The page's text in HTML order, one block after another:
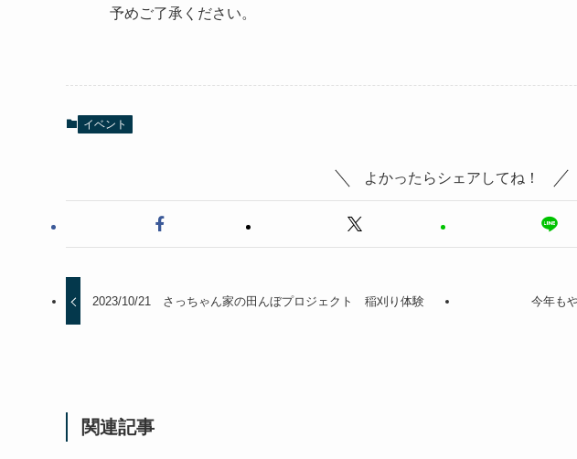
予めご了承ください。
イベント
よかったらシェアしてね！
2023/10/21 さっちゃん家の田んぼプロジェクト 稲刈り体験 今年も
関連記事